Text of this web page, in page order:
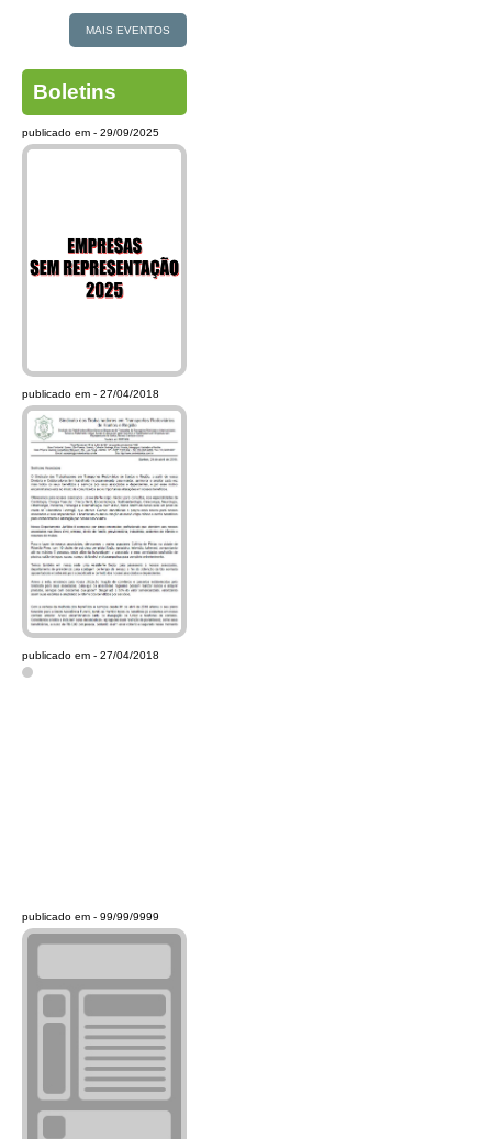
MAIS EVENTOS
Boletins
publicado em - 29/09/2025
publicado em - 27/04/2018
publicado em - 27/04/2018
publicado em - 99/99/9999